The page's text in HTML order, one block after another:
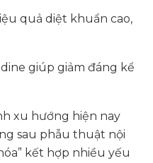
quả diệt khuẩn cao,
giúp giảm đáng kể
xu hướng hiện nay
sau phẫu thuật nội
kết hợp nhiều yếu